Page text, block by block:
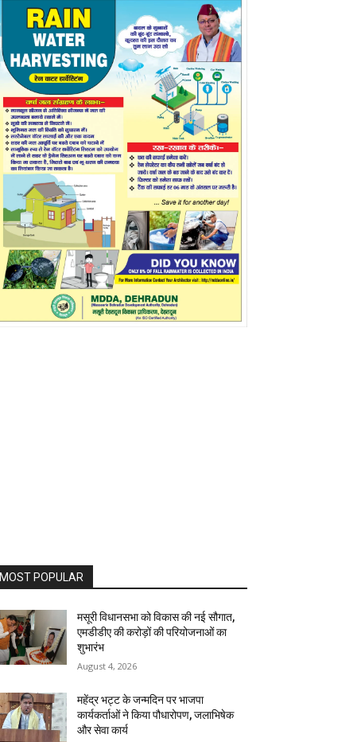
MOST POPULAR
मसूरी विधानसभा को विकास की नई सौगात,
एमडीडीए की करोड़ों की परियोजनाओं का
शुभारंभ
August 4, 2026
महेंद्र भट्ट के जन्मदिन पर भाजपा
कार्यकर्ताओं ने किया पौधारोपण, जलाभिषेक
और सेवा कार्य